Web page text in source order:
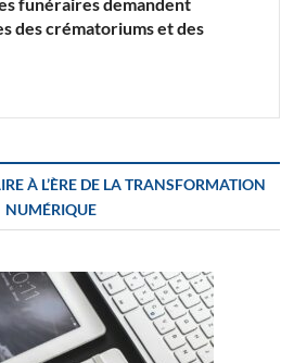
des crématoriums et des
À L’ÈRE DE LA TRANSFORMATION
NUMÉRIQUE